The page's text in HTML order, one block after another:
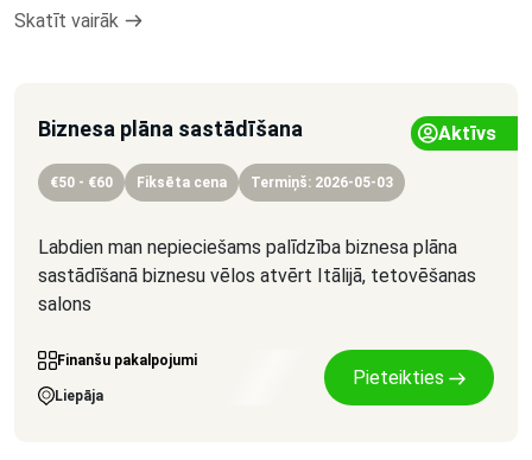
Skatīt vairāk
Biznesa plāna sastādīšana Aktīvs
€50 - €60 Fiksēta cena Termiņš: 2026-05-03
Labdien man nepieciešams palīdzība biznesa plāna
sastādīšanā biznesu vēlos atvērt Itālijā, tetovēšanas
salons
Finanšu pakalpojumi
Liepāja
Pieteikties